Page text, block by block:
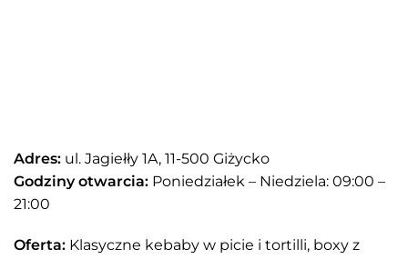
Adres: ul. Jagiełły 1A, 11-500 Giżycko
Godziny otwarcia: Poniedziałek – Niedziela: 09:00 –
21:00
Oferta: Klasyczne kebaby w picie i tortilli, boxy z